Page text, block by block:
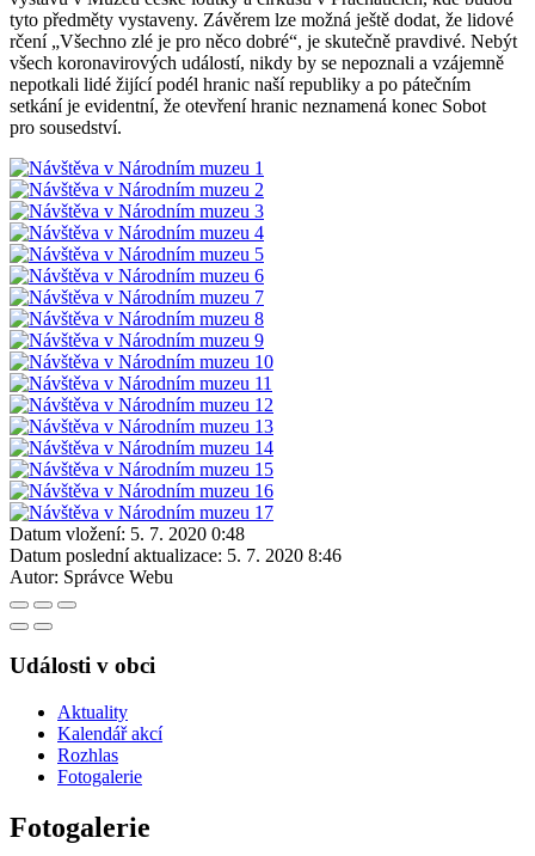
tyto předměty vystaveny. Závěrem lze možná ještě dodat, že lidové
rčení „Všechno zlé je pro něco dobré“, je skutečně pravdivé. Nebýt
všech koronavirových událostí, nikdy by se nepoznali a vzájemně
nepotkali lidé žijící podél hranic naší republiky a po pátečním
setkání je evidentní, že otevření hranic neznamená konec Sobot
pro sousedství.
Datum vložení: 5. 7. 2020 0:48
Datum poslední aktualizace: 5. 7. 2020 8:46
Autor: Správce Webu
Události v obci
Aktuality
Kalendář akcí
Rozhlas
Fotogalerie
Fotogalerie